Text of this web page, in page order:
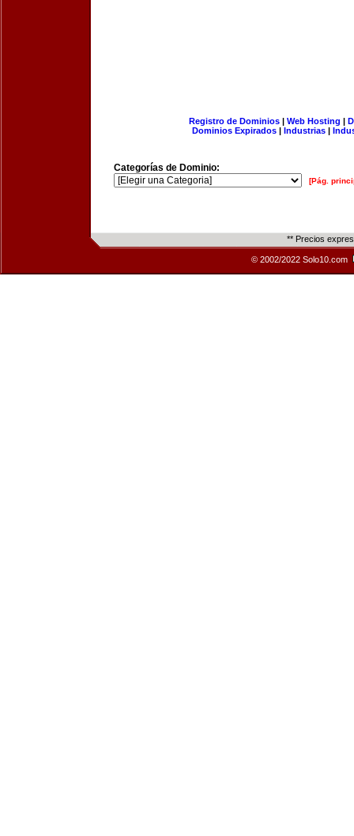
Registro de Dominios| Web Hosting |
Dominios Expirados | Industrias |
Categorías de Dominio:
[Pág.
** Precios
© 2002/2022 Solo10.com